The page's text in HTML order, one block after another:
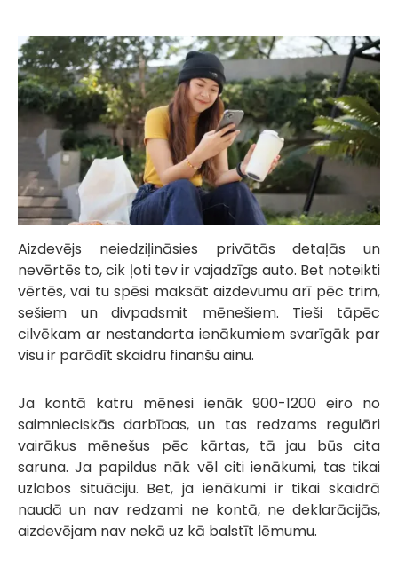
Aizdevējs neiedziļināsies privātās detaļās un
nevērtēs to, cik ļoti tev ir vajadzīgs auto. Bet noteikti
vērtēs, vai tu spēsi maksāt aizdevumu arī pēc trim,
sešiem un divpadsmit mēnešiem. Tieši tāpēc
cilvēkam ar nestandarta ienākumiem svarīgāk par
visu ir parādīt skaidru finanšu ainu.
Ja kontā katru mēnesi ienāk 900-1200 eiro no
saimnieciskās darbības, un tas redzams regulāri
vairākus mēnešus pēc kārtas, tā jau būs cita
saruna. Ja papildus nāk vēl citi ienākumi, tas tikai
uzlabos situāciju. Bet, ja ienākumi ir tikai skaidrā
naudā un nav redzami ne kontā, ne deklarācijās,
aizdevējam nav nekā uz kā balstīt lēmumu.